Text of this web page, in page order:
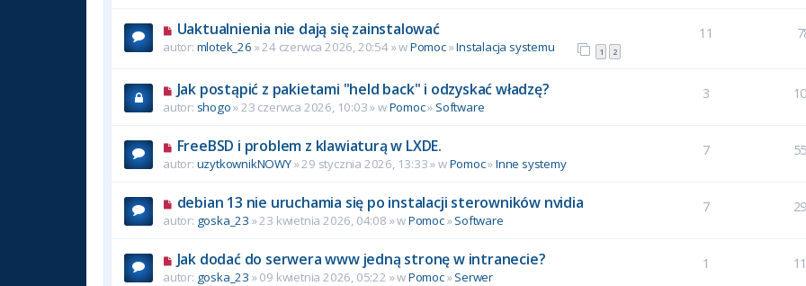
Uaktualnienia nie dają się zainstalować
1 2
autor: mlotek_26 » 24 czerwca 2026, 20:54 » wPomoc»Instalacja systemu
11
Jak postąpić z pakietami "held back" i odzyskać władzę?
autor: shogo» 23 czerwca 2026, 10:03 » wPomoc» Software
3
FreeBSD i problem z klawiaturą w LXDE.
autor: uzytkownikNOWY» 29 stycznia 2026, 13:33 » wPomoc»Inne systemy
7
debian 13 nie uruchamia się po instalacji sterowników nvidia
autor: goska_23 » 23 kwietnia 2026, 04:08 » wPomoc»Software
7
Jak dodać do serwera www jedną stronę w intranecie?
autor: goska_23 » 09 kwietnia 2026, 05:22 » wPomoc»Serwer
1